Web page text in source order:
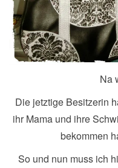
Na
Die jetztige Besitzerin
ihr Mama und ihre
bekommen
So und nun muss ich